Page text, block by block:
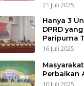
21 Juli 2025
Hanya 3
DPRD
Paripurna
16 Juli 2025
Perbaikan
10 Juli 2025